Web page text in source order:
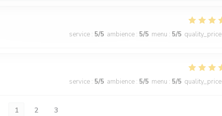
service : 5/5 ambience : 5/5 menu : 5/5 quality_price
service : 5/5 ambience : 5/5 menu : 5/5 quality_price
1 2 3